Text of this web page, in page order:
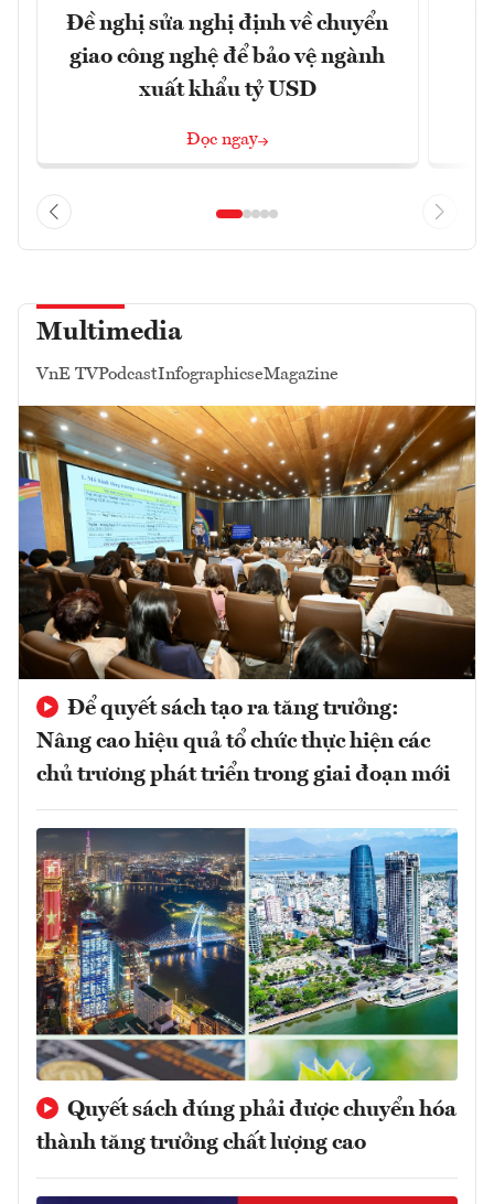
Đề nghị sửa nghị định về chuyển
giao công nghệ để bảo vệ ngành
xuất khẩu tỷ USD
Đọc ngay
Multimedia
VnE TVPodcastInfographicseMagazine
Để quyết sách tạo ra tăng trưởng:
Nâng cao hiệu quả tổ chức thực hiện các
chủ trương phát triển trong giai đoạn mới
Quyết sách đúng phải được chuyển hóa
thành tăng trưởng chất lượng cao